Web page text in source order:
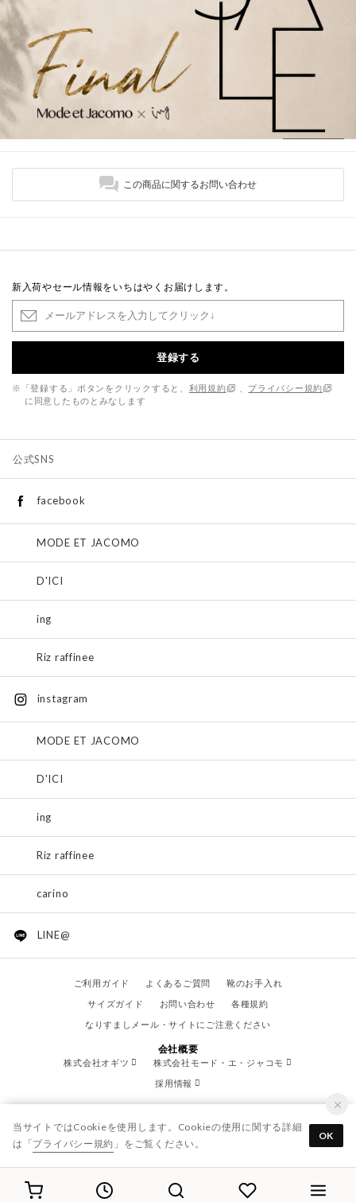
この商品に関するお問い合わせ
新入荷やセール情報をいちはやくお届けします。
登録する
※「登録する」ボタンをクリックすると、 利用規約
プライバシー規約
に同意したものとみなします
公式SNS
facebook
MODE ET JACOMO
D'ICI
ing
Riz raffinee
instagram
MODE ET JACOMO
D'ICI
ing
Riz raffinee
carino
LINE@
ご利用ガイド よくあるご質問
靴のお手入れ
サイズガイド
お問い合わせ
各種規約
なりすましメール・サイトにご注意ください
会社概要
株式会社オギツ
株式会社モード・エ・ジャコモ
採用情報
© OGITSU CO.,LTD. / All Right Reserved.
当サイトではCookieを使用します。Cookieの使用に関する詳細
は「プライバシー規約 」をご覧ください。
OK